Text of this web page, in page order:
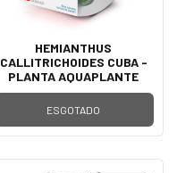
HEMIANTHUS
CALLITRICHOIDES CUBA -
PLANTA AQUAPLANTE
ESGOTADO